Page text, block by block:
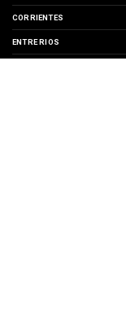
CORRIENTES
ENTRE RIOS